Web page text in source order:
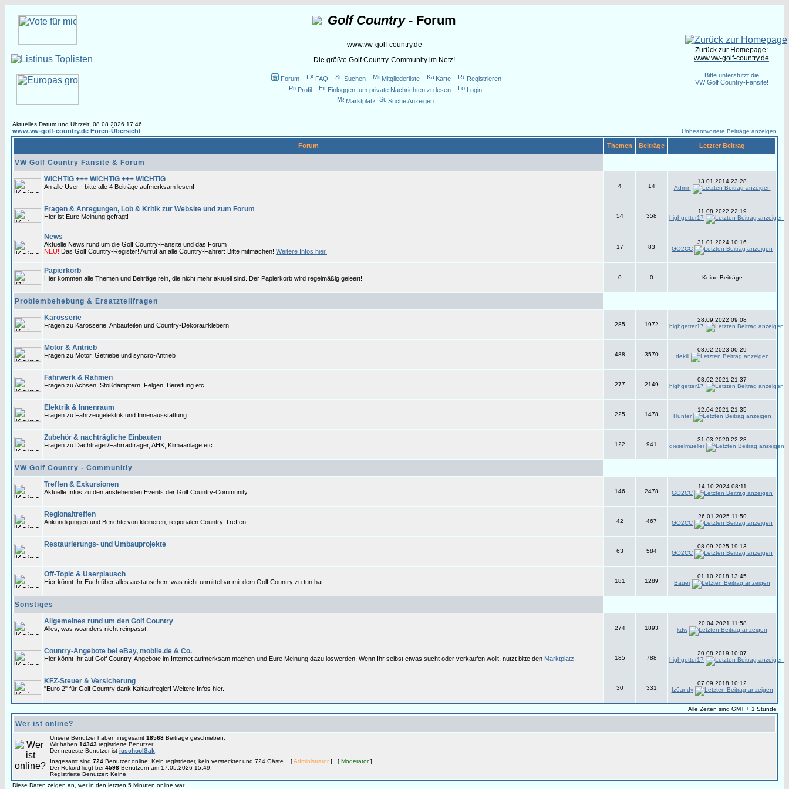
Golf Country- Forum
www.vw-golf-country.de
Die größte Golf Country-Community im Netz!
Forum FAQ Suchen Mitgliederliste Karte
Registrieren
Profil
Einloggen, um private Nachrichten zu lesen
Login
Marktplatz
Suche Anzeigen
Zurück zur Homepage:
www.vw-golf-country.de
Bitte unterstützt die
VW Golf Country-Fansite!
Aktuelles Datum und Uhrzeit: 08.08.2026 17:46
www.vw-golf-country.de Foren-Übersicht Unbeantwortete Beiträge anzeigen
Forum Themen Beiträge Letzter Beitrag
VW Golf Country Fansite & Forum
WICHTIG +++ WICHTIG +++ WICHTIG
An alle User - bitte alle 4 Beiträge aufmerksam lesen! 4 14
13.01.2014 23:28
Admin
Fragen & Anregungen, Lob & Kritik zur Website und zum Forum
Hier ist Eure Meinung gefragt! 54 358
11.08.2022 22:19
highgetter17
News
Aktuelle News rund um die Golf Country-Fansite und das Forum
NEU! Das Golf Country-Register! Aufruf an alle Country-Fahrer: Bitte mitmachen! Weitere Infos hier.
17 83
31.01.2024 10:16
GO2CC
Papierkorb
Hier kommen alle Themen und Beiträge rein, die nicht mehr aktuell sind. Der Papierkorb wird regelmäßig geleert! 0 0 Keine Beiträge
Problembehebung & Ersatzteilfragen
Karosserie
Fragen zu Karosserie, Anbauteilen und Country-Dekoraufklebern 285 1972
28.09.2022 09:08
highgetter17
Motor & Antrieb
Fragen zu Motor, Getriebe und syncro-Antrieb 488 3570
08.02.2023 00:29
dekill
Fahrwerk & Rahmen
Fragen zu Achsen, Stoßdämpfern, Felgen, Bereifung etc. 277 2149
08.02.2021 21:37
highgetter17
Elektrik & Innenraum
Fragen zu Fahrzeugelektrik und Innenausstattung 225 1478
12.04.2021 21:35
Hunter
Zubehör & nachträgliche Einbauten
Fragen zu Dachträger/Fahrradträger, AHK, Klimaanlage etc. 122 941
31.03.2020 22:28
dieselmueller
VW Golf Country - Communitiy
Treffen & Exkursionen
Aktuelle Infos zu den anstehenden Events der Golf Country-Community 146 2478
14.10.2024 08:11
GO2CC
Regionaltreffen
Ankündigungen und Berichte von kleineren, regionalen Country-Treffen. 42 467
26.01.2025 11:59
GO2CC
Restaurierungs- und Umbauprojekte
63 584
08.09.2025 19:13
GO2CC
Off-Topic & Userplausch
Hier könnt Ihr Euch über alles austauschen, was nicht unmittelbar mit dem Golf Country zu tun hat. 181 1289
01.10.2018 13:45
Bauer
Sonstiges
Allgemeines rund um den Golf Country
Alles, was woanders nicht reinpasst. 274 1893
20.04.2021 11:58
kdw
Country-Angebote bei eBay, mobile.de & Co.
Hier könnt Ihr auf Golf Country-Angebote im Internet aufmerksam machen und Eure Meinung dazu loswerden. Wenn Ihr selbst etwas sucht oder verkaufen wollt, nutzt bitte den Marktplatz 185 788
20.08.2019 10:07
highgetter17
KFZ-Steuer & Versicherung
"Euro 2" für Golf Country dank Kaltlaufregler! Weitere Infos hier. 30 331
07.09.2018 10:12
fz6andy
Alle Zeiten sind GMT + 1 Stunde
Wer ist online?
Unsere Benutzer haben insgesamt 18568 Beiträge geschrieben.
Wir haben 14343 registrierte Benutzer.
Der neueste Benutzer ist iqschoolSak
Insgesamt sind 724 Benutzer online: Kein registrierter, kein versteckter und 724 Gäste. [Administrator ] [ Moderator]
Der Rekord liegt bei 4598 Benutzern am 17.05.2026 15:49.
Registrierte Benutzer: Keine
Diese Daten zeigen an, wer in den letzten 5 Minuten online war.